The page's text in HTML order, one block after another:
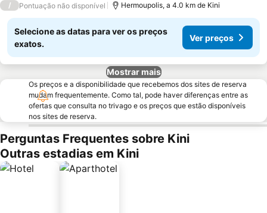
/ Pontuação não disponível Hermoupolis, a 4.0 km de Kini
Selecione as datas para ver os preços
exatos.
Ver preços
Mostrar mais
Os preços e a disponibilidade que recebemos dos sites de reserva
mudam frequentemente. Como tal, pode haver diferenças entre as
ofertas que consulta no trivago e os preços que estão disponíveis
nos sites de reserva.
Perguntas Frequentes sobre Kini
Outras estadias em Kini